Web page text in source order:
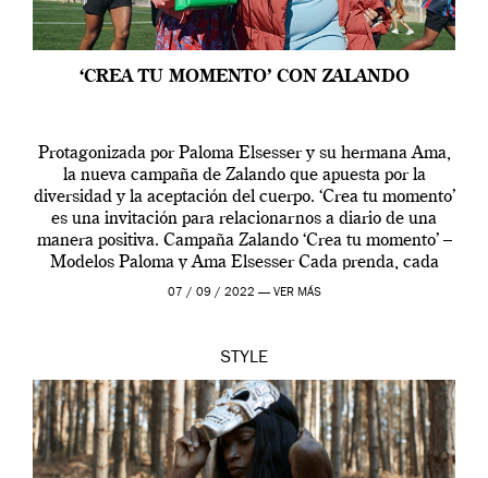
‘CREA TU MOMENTO’ CON ZALANDO
Protagonizada por Paloma Elsesser y su hermana Ama,
la nueva campaña de Zalando que apuesta por la
diversidad y la aceptación del cuerpo. ‘Crea tu momento’
es una invitación para relacionarnos a diario de una
manera positiva. Campaña Zalando ‘Crea tu momento’ –
Modelos Paloma y Ama Elsesser Cada prenda, cada
outfit, cada momento, caracteriza […]
07 / 09 / 2022 — VER MÁS
STYLE